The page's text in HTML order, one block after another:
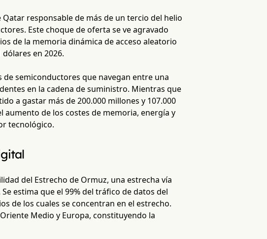
responsable de más de un tercio del helio
Este choque de oferta se ve agravado
de la memoria dinámica de acceso aleatorio
en 2026.
semiconductores que navegan entre una
en la cadena de suministro. Mientras que
a gastar más de 200.000 millones y 107.000
de los costes de memoria, energía y
tecnológico.
del Estrecho de Ormuz, una estrecha vía
estima que el 99% del tráfico de datos del
de los cuales se concentran en el estrecho.
Medio y Europa, constituyendo la